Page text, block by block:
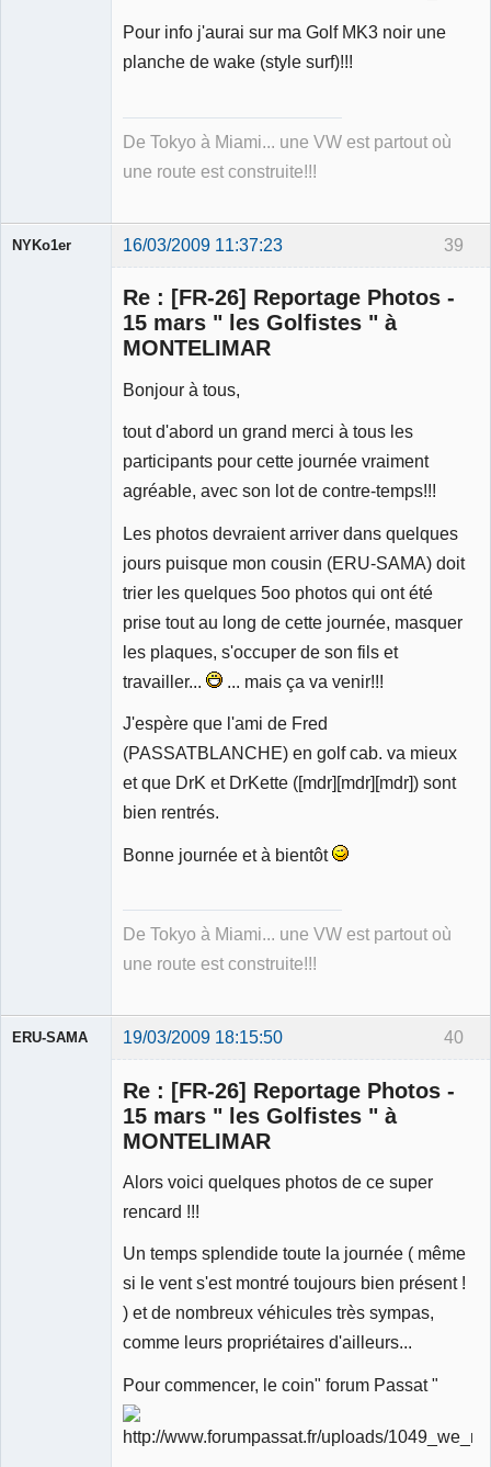
Pour info j'aurai sur ma Golf MK3 noir une
planche de wake (style surf)!!!
De Tokyo à Miami... une VW est partout où
une route est construite!!!
39
NYKo1er 16/03/2009 11:37:23
Re : [FR-26] Reportage Photos -
15 mars " les Golfistes " à
MONTELIMAR
Bonjour à tous,
tout d'abord un grand merci à tous les
participants pour cette journée vraiment
agréable, avec son lot de contre-temps!!!
Les photos devraient arriver dans quelques
jours puisque mon cousin (ERU-SAMA) doit
trier les quelques 5oo photos qui ont été
prise tout au long de cette journée, masquer
les plaques, s'occuper de son fils et
travailler...
... mais ça va venir!!!
J'espère que l'ami de Fred
(PASSATBLANCHE) en golf cab. va mieux
et que DrK et DrKette ([mdr][mdr][mdr]) sont
bien rentrés.
Bonne journée et à bientôt
De Tokyo à Miami... une VW est partout où
une route est construite!!!
40
ERU-SAMA 19/03/2009 18:15:50
Re : [FR-26] Reportage Photos -
15 mars " les Golfistes " à
MONTELIMAR
Alors voici quelques photos de ce super
rencard !!!
Un temps splendide toute la journée ( même
si le vent s'est montré toujours bien présent !
) et de nombreux véhicules très sympas,
comme leurs propriétaires d'ailleurs...
Pour commencer, le coin" forum Passat "